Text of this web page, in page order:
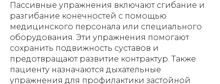
Пассивные упражнения включают сгибание и
разгибание конечностей с помощью
медицинского персонала или специального
оборудования. Эти упражнения помогают
сохранить подвижность суставов и
предотвращают развитие контрактур. Также
пациенту назначаются дыхательные
упражнения для профилактики застойной